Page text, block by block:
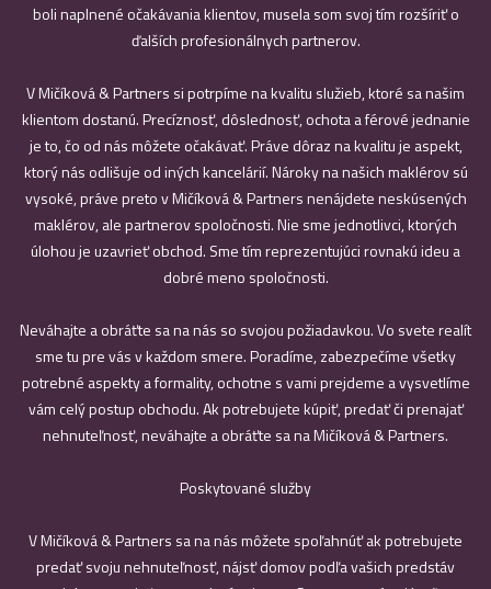
boli naplnené očakávania klientov, musela som svoj tím rozšíriť o
ďalších profesionálnych partnerov.
V Mičíková & Partners si potrpíme na kvalitu služieb, ktoré sa našim
klientom dostanú. Precíznosť, dôslednosť, ochota a férové jednanie
je to, čo od nás môžete očakávať. Práve dôraz na kvalitu je aspekt,
ktorý nás odlišuje od iných kancelárií. Nároky na našich maklérov sú
vysoké, práve preto v Mičíková & Partners nenájdete neskúsených
maklérov, ale partnerov spoločnosti. Nie sme jednotlivci, ktorých
úlohou je uzavrieť obchod. Sme tím reprezentujúci rovnakú ideu a
dobré meno spoločnosti.
Neváhajte a obráťte sa na nás so svojou požiadavkou. Vo svete realít
sme tu pre vás v každom smere. Poradíme, zabezpečíme všetky
potrebné aspekty a formality, ochotne s vami prejdeme a vysvetlíme
vám celý postup obchodu. Ak potrebujete kúpiť, predať či prenajať
nehnuteľnosť, neváhajte a obráťte sa na Mičíková & Partners.
Poskytované služby
V Mičíková & Partners sa na nás môžete spoľahnúť ak potrebujete
predať svoju nehnuteľnosť, nájsť domov podľa vašich predstáv